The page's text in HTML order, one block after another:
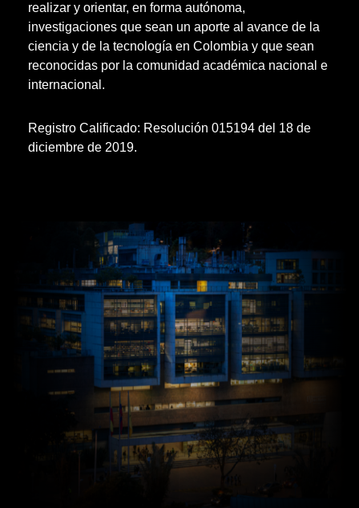
realizar y orientar, en forma autónoma,
investigaciones que sean un aporte al avance de la
ciencia y de la tecnología en Colombia y que sean
reconocidas por la comunidad académica nacional e
internacional.
Registro Calificado: Resolución 015194 del 18 de
diciembre de 2019.